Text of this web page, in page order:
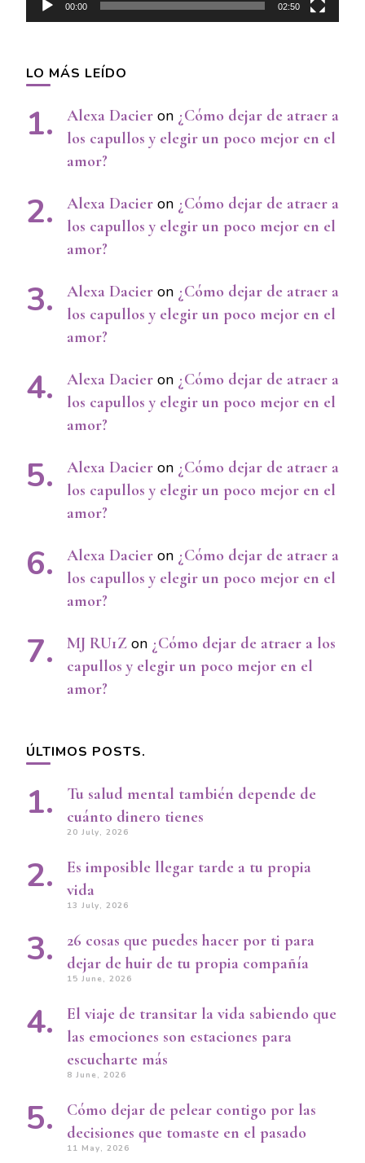
00:00 02:50
LO MÁS LEÍDO
Alexa Dacier on ¿Cómo dejar de atraer a
los capullos y elegir un poco mejor en el
amor?
Alexa Dacier on ¿Cómo dejar de atraer a
los capullos y elegir un poco mejor en el
amor?
Alexa Dacier on ¿Cómo dejar de atraer a
los capullos y elegir un poco mejor en el
amor?
Alexa Dacier on ¿Cómo dejar de atraer a
los capullos y elegir un poco mejor en el
amor?
Alexa Dacier on ¿Cómo dejar de atraer a
los capullos y elegir un poco mejor en el
amor?
Alexa Dacier on ¿Cómo dejar de atraer a
los capullos y elegir un poco mejor en el
amor?
MJ RU1Z on ¿Cómo dejar de atraer a los
capullos y elegir un poco mejor en el
amor?
ÚLTIMOS POSTS.
Tu salud mental también depende de
cuánto dinero tienes
20 July, 2026
Es imposible llegar tarde a tu propia
vida
13 July, 2026
26 cosas que puedes hacer por ti para
dejar de huir de tu propia compañía
15 June, 2026
El viaje de transitar la vida sabiendo que
las emociones son estaciones para
escucharte más
8 June, 2026
Cómo dejar de pelear contigo por las
decisiones que tomaste en el pasado
11 May, 2026